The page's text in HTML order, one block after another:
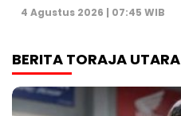
4 Agustus 2026 | 07:45 WIB
BERITA TORAJA UTARA